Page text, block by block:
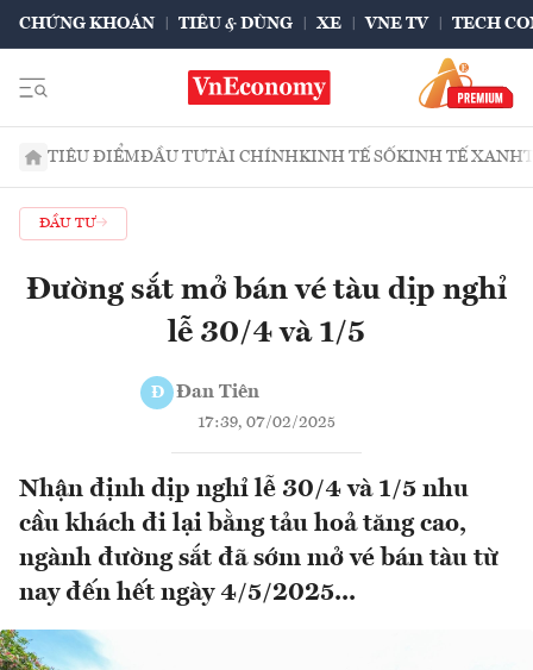
CHỨNG KHOÁN TIÊU & DÙNG XE VNE TV TECH
TIÊU ĐIỂMĐẦU TƯTÀI CHÍNHKINH TẾ SỐKINH TẾ XANH
ĐẦU TƯ
Đường sắt mở bán vé tàu dịp nghỉ
lễ 30/4 và 1/5
Đ Đan Tiên
17:39, 07/02/2025
Nhận định dịp nghỉ lễ 30/4 và 1/5 nhu
cầu khách đi lại bằng tảu hoả tăng cao,
ngành đường sắt đã sớm mở vé bán tàu từ
nay đến hết ngày 4/5/2025...